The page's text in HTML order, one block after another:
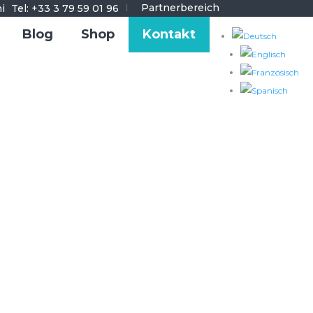
Tel: +33 3 79 59 01 96 I Partnerbereich
Kontakt
Shop
Blog